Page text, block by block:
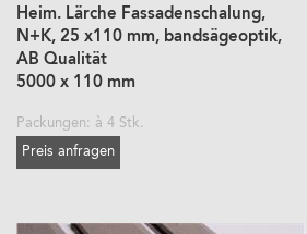
Heim. Lärche Fassadenschalung,
N+K, 25 x110 mm, bandsägeoptik,
AB Qualität
5000 x 110 mm
Packungen: à 4 Stk.
Preis anfragen